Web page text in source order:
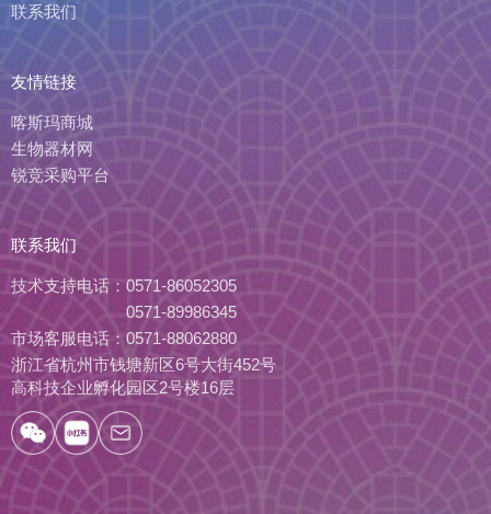
联系我们
友情链接
喀斯玛商城
生物器材网
锐竞采购平台
联系我们
技术支持电话： 0571-86052305
0571-89986345
市场客服电话： 0571-88062880
浙江省杭州市钱塘新区6号大街452号
高科技企业孵化园区2号楼16层